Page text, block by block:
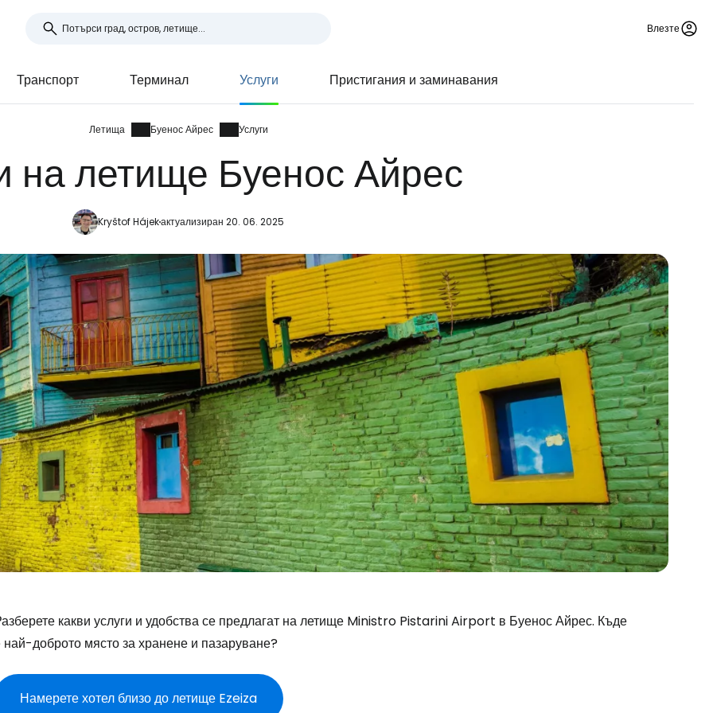
Влезте
Транспорт Терминал Услуги Пристигания и заминавания
Летища Буенос Айрес Услуги
на летище Буенос Айрес
Kryštof Hájekактуализиран 20. 06. 2025
какви услуги и удобства се предлагат на летище Ministro Pistarini Airport в Буенос Айрес. Къде
най-доброто място за хранене и пазаруване?
Намерете хотел близо до летище Ezeiza